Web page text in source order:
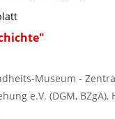
Museum -
e.V. (DGM, BZgA),